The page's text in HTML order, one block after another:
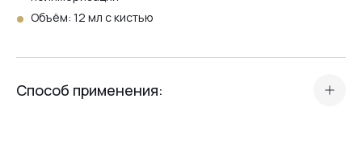
Объём: 12 мл с кистью
Способ применения: